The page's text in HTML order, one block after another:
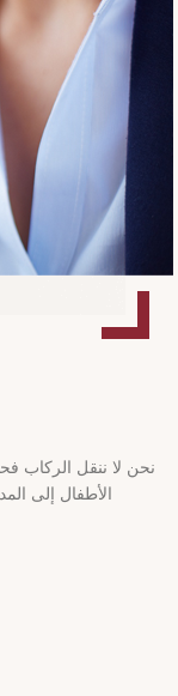
نحن لا ننقل الركاب
الأطفال إلى